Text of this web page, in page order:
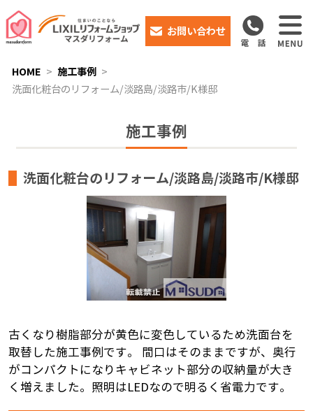
お問い合わせ
HOME
施工事例
洗面化粧台のリフォーム/淡路島/淡路市/K様邸
施工事例
洗面化粧台のリフォーム/淡路島/淡路市/K様邸
古くなり樹脂部分が黄色に変色しているため洗面台を
取替した施工事例です。 間口はそのままですが、奥行
がコンパクトになりキャビネット部分の収納量が大き
く増えました。照明はLEDなので明るく省電力です。